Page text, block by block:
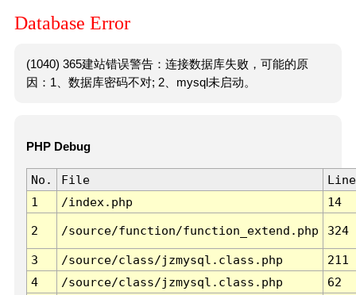
Database Error
(1040) 365建站错误警告：连接数据库失败，可能的原
因：1、数据库密码不对; 2、mysql未启动。
PHP Debug
No. File
Line
1
/index.php 14
2 /source/function/function_extend.php 324
3 /source/class/jzmysql.class.php
211
4
/source/class/jzmysql.class.php
62